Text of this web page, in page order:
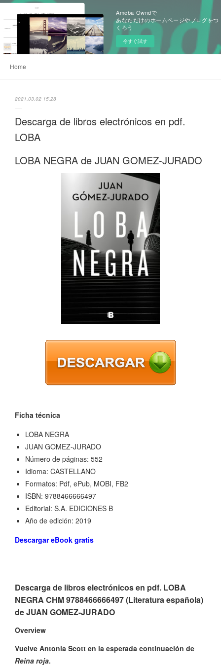
Ameba Owndで
あなただけのホームページやブログをつ
くろう
今すぐ試す
Home
2021.03.02 15:28
Descarga de libros electrónicos en pdf.
LOBA
LOBA NEGRA de JUAN GOMEZ-JURADO
Ficha técnica
LOBA NEGRA
JUAN GOMEZ-JURADO
Número de páginas: 552
Idioma: CASTELLANO
Formatos: Pdf, ePub, MOBI, FB2
ISBN: 9788466666497
Editorial: S.A. EDICIONES B
Año de edición: 2019
Descargar eBook gratis
Descarga de libros electrónicos en pdf. LOBA
NEGRA CHM 9788466666497 (Literatura española)
de JUAN GOMEZ-JURADO
Overview
Vuelve Antonia Scott en la esperada continuación de
Reina roja.